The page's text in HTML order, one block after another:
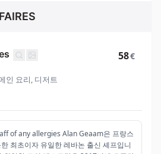
인 요리, 디저트
58€
of any allergies Alan Geaam은 프랑스
최초이자 유일한 레바논 출신 셰프입니